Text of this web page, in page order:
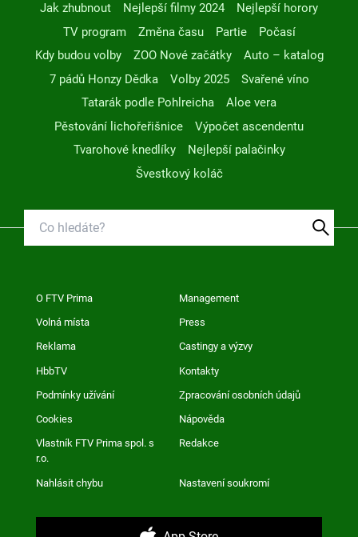
Jak zhubnout Nejlepší filmy 2024
Nejlepší horory
TV program
Změna času Partie
Počasí
Kdy budou volby
ZOO Nové začátky
Auto – katalog
7 pádů Honzy Dědka
Volby 2025
Svařené víno
Tatarák podle Pohlreicha
Aloe vera
Pěstování lichořeřišnice
Výpočet ascendentu
Tvarohové knedlíky
Nejlepší palačinky
Švestkový koláč
O FTV Prima Management
Volná místa Press
Reklama Castingy a výzvy
HbbTV Kontakty
Podmínky užívání Zpracování osobních údajů
Cookies Nápověda
Vlastník FTV Prima spol. s
r.o.
Redakce
Nahlásit chybu Nastavení soukromí